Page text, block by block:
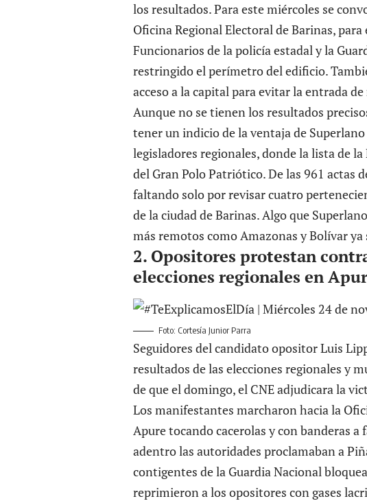
los resultados. Para este miércoles se
Oficina Regional Electoral de Barinas,
Funcionarios de la policía estadal y la
restringido el perímetro del edificio.
acceso a la capital para evitar la entrada
Aunque no se tienen los resultados
tener un indicio de la ventaja de
legisladores regionales, donde la lista de
del Gran Polo Patriótico. De las 961 actas
faltando solo por revisar cuatro
de la ciudad de Barinas. Algo que
más remotos como Amazonas y Bolívar
2. Opositores protestan
elecciones regionales en
Foto: Cortesía Junior Parra
Seguidores del candidato opositor Luis
resultados de las elecciones regionales y
de que el domingo, el CNE adjudicara la
Los manifestantes marcharon hacia la
Apure tocando cacerolas y con banderas
adentro las autoridades proclamaban a
contigentes de la Guardia Nacional
reprimieron a los opositores con gases